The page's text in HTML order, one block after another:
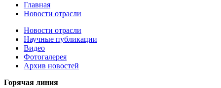
Главная
Новости отрасли
Новости отрасли
Научные публикации
Видео
Фотогалерея
Архив новостей
Горячая линия